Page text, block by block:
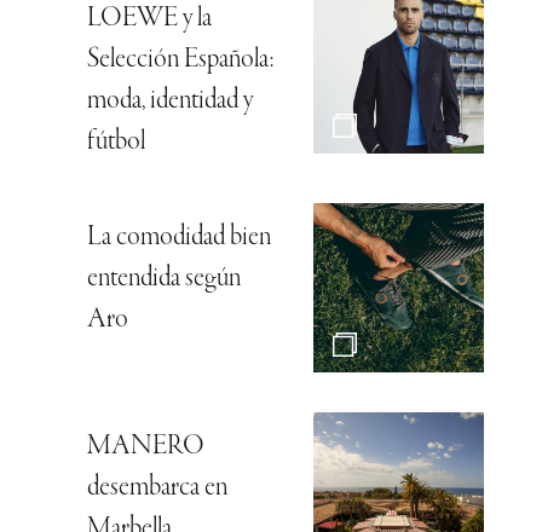
LOEWE y la
Selección Española:
moda, identidad y
fútbol
La comodidad bien
entendida según
Aro
MANERO
desembarca en